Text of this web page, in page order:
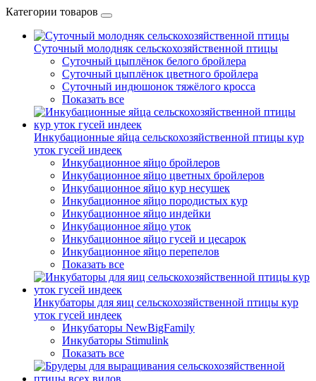
Категории товаров
Суточный молодняк сельскохозяйственной птицы
Суточный цыплёнок белого бройлера
Суточный цыплёнок цветного бройлера
Суточный индюшонок тяжёлого кросса
Показать все
Инкубационные яйца сельскохозяйственной птицы кур
уток гусей индеек
Инкубационное яйцо бройлеров
Инкубационное яйцо цветных бройлеров
Инкубационное яйцо кур несушек
Инкубационное яйцо породистых кур
Инкубационное яйцо индейки
Инкубационное яйцо уток
Инкубационное яйцо гусей и цесарок
Инкубационное яйцо перепелов
Показать все
Инкубаторы для яиц сельскохозяйственной птицы кур
уток гусей индеек
Инкубаторы NewBigFamily
Инкубаторы Stimulink
Показать все